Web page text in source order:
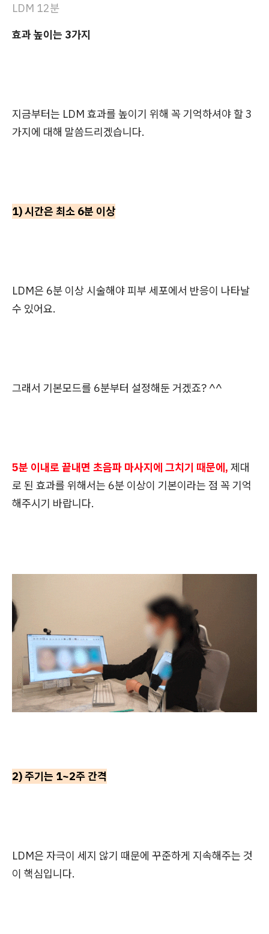
LDM 12분
효과 높이는 3가지
지금부터는 LDM 효과를 높이기 위해 꼭 기억하셔야 할 3
가지에 대해 말씀드리겠습니다.
1) 시간은 최소 6분 이상
LDM은 6분 이상 시술해야 피부 세포에서 반응이 나타날
수 있어요.
그래서 기본모드를 6분부터 설정해둔 거겠죠? ^^
5분 이내로 끝내면 초음파 마사지에 그치기 때문에, 제대
로 된 효과를 위해서는 6분 이상이 기본이라는 점 꼭 기억
해주시기 바랍니다.
2) 주기는 1~2주 간격
LDM은 자극이 세지 않기 때문에 꾸준하게 지속해주는 것
이 핵심입니다.